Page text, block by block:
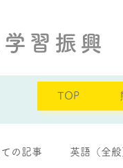
習振興
TOP
の記事 英語（全般